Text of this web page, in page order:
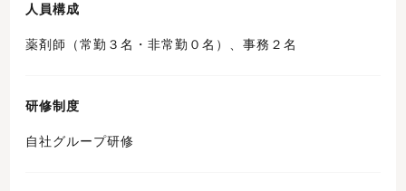
人員構成
薬剤師（常勤３名・非常勤０名）、事務２名
研修制度
自社グループ研修